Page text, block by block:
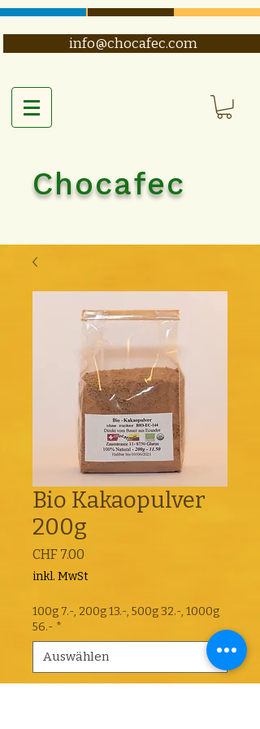
info@chocafec.com
Chocafec
Bio Kakaopulver
200g
CHF 7.00
inkl. MwSt
100g 7.-, 200g 13.-, 500g 32.-, 1000g
56.- *